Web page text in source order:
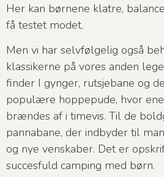
Her kan børnene klatre,
få testet modet.
Men vi har selvfølgelig også
klassikerne på vores anden
finder I gynger, rutsjebane og
populære hoppepude, hvor
brændes af i timevis. Til de
pannabane, der indbyder til
og nye venskaber. Det er
succesfuld camping med børn.